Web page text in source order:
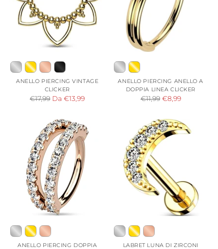
ANELLO PIERCING VINTAGE
CLICKER
Prezzo
€17,99 Da €13,99
ANELLO PIERCING ANELLO A
DOPPIA LINEA CLICKER
Prezzo
€11,99 €8,99
ANELLO PIERCING DOPPIA
LABRET LUNA DI ZIRCONI